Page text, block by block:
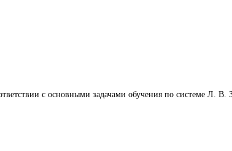
с основными задачами обучения по системе Л. В.